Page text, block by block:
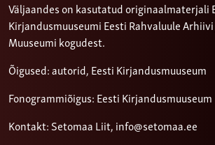
Väljaandes on kasutatud originaalmaterjali
Kirjandusmuuseumi Eesti Rahvaluule Arhiivi
Muuseumi kogudest.
Õigused: autorid, Eesti Kirjandusmuuseum
Fonogrammiõigus: Eesti Kirjandusmuuseum
Kontakt: Setomaa Liit, info@setomaa.ee